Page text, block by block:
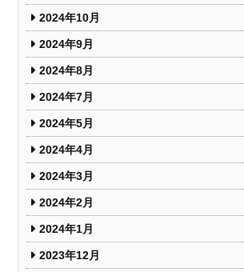
2024年10月
2024年9月
2024年8月
2024年7月
2024年5月
2024年4月
2024年3月
2024年2月
2024年1月
2023年12月